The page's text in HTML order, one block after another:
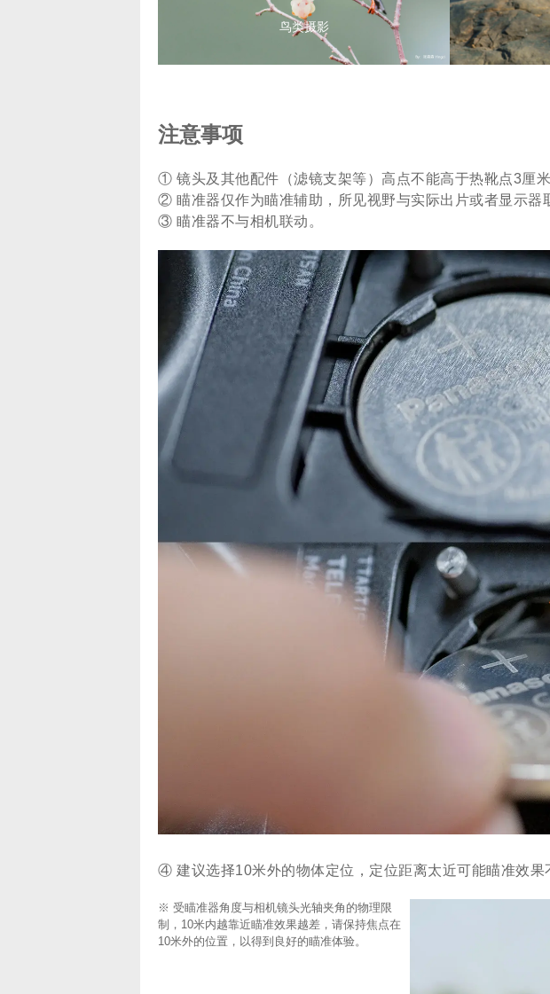
鸟类摄影
注意事项
① 镜头及其他配件（滤镜支架等）高点不能高于热靴点3厘
② 瞄准器仅作为瞄准辅助，所见视野与实际出片或者显示器
③ 瞄准器不与相机联动。
④ 建议选择10米外的物体定位，定位距离太近可能瞄准效果
※ 受瞄准器角度与相机镜头光轴夹角的物理限
制，10米内越靠近瞄准效果越差，请保持焦点在
10米外的位置，以得到良好的瞄准体验。